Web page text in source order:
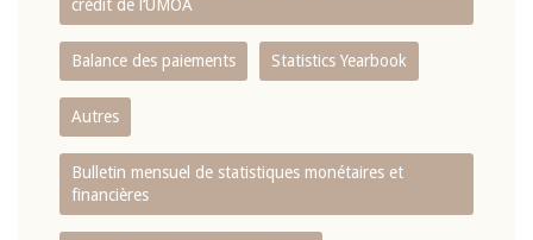
crédit de l‘UMOA
Balance des paiements Statistics Yearbook
Autres
Bulletin mensuel de statistiques monétaires et
financières